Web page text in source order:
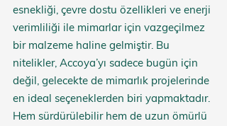
esnekliği, çevre dostu özellikleri ve enerji
verimliliği ile mimarlar için vazgeçilmez
bir malzeme haline gelmiştir. Bu
nitelikler, Accoya’yı sadece bugün için
değil, gelecekte de mimarlık projelerinde
en ideal seçeneklerden biri yapmaktadır.
Hem sürdürülebilir hem de uzun ömürlü